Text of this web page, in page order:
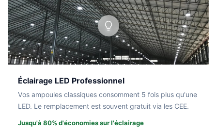
Éclairage LED Professionnel
Vos ampoules classiques consomment 5 fois plus qu'une
LED. Le remplacement est souvent gratuit via les CEE.
Jusqu'à 80% d'économies sur l'éclairage